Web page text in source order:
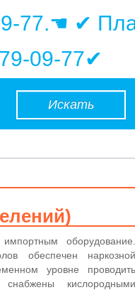
77.☚ ✔
09-77✔
Искать
оборудование.
обеспечен наркозной
уровне проводить
кислородными